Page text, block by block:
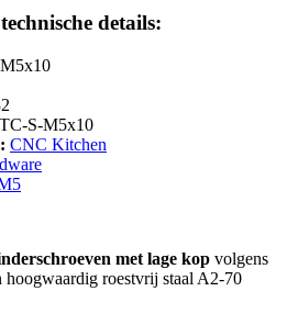
details:
TC-S-M5x10
CNC Kitchen
met lage kop volgens
roestvrij staal A2-70